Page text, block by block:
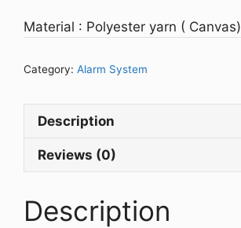
Material : Polyester yarn ( Canvas)
Category: Alarm System
Description
Reviews (0)
Description